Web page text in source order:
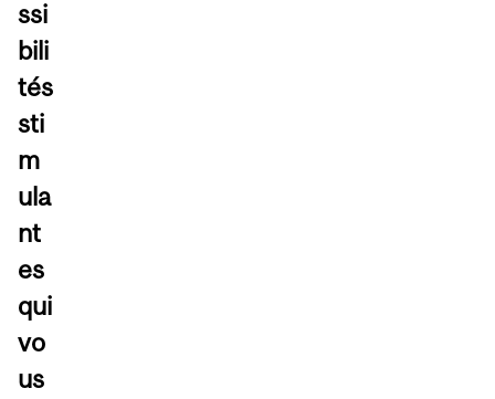
ssi
bili
tés
sti
m
ula
nt
es
qui
vo
us